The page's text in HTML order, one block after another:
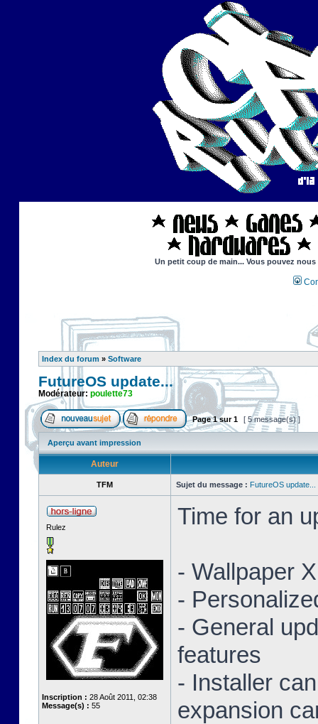
Un petit coup de main... Vous pouvez
Index du forum » Software
FutureOS update...
Modérateur: poulette73
Page1sur1 [ 5 message(s) ]
Aperçu avant impression
Auteur
TFM Sujet du message : FutureOS update...
Rulez
Inscription : 28 Août 2011, 02:38
Message(s) : 55
Time for an
- Wallpaper
-
- General
features
- Installer
expansion